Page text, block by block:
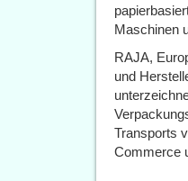
Maschinen
RAJA,
und
Transports
Commerce